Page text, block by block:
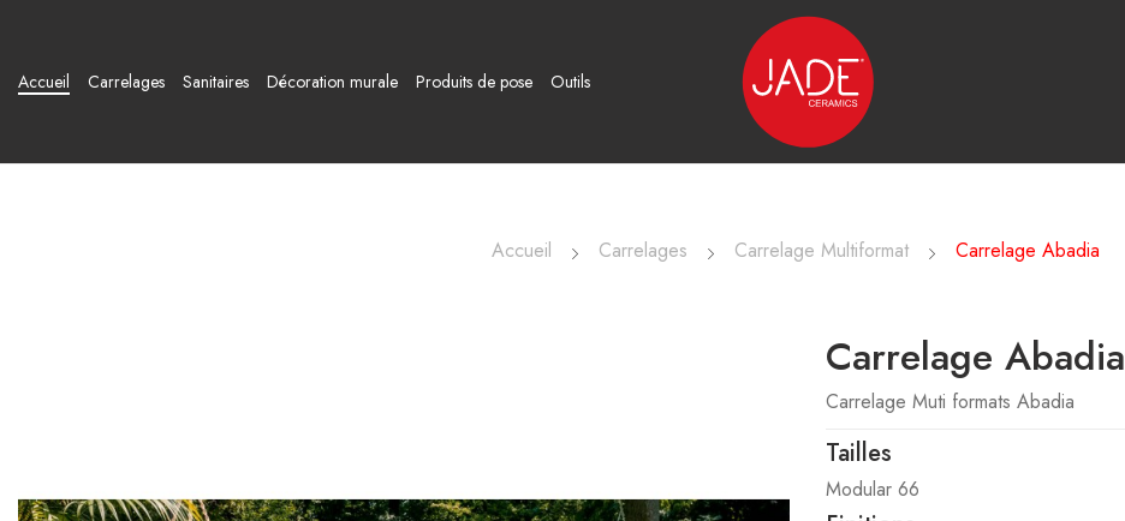
Accueil Carrelages Sanitaires Décoration murale Produits de pose Outils
Accueil Carrelages Carrelage Multiformat Carrelage Abadia
Carrelage Abadia
Carrelage Muti formats Abadia
Tailles
Modular 66